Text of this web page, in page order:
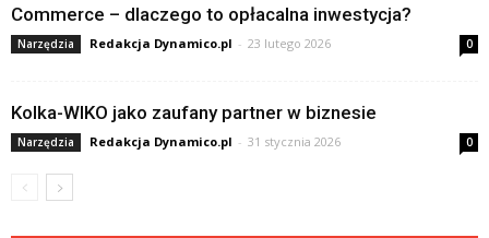
Commerce – dlaczego to opłacalna inwestycja?
Narzędzia Redakcja Dynamico.pl - 23 lutego 2026 0
Kolka-WIKO jako zaufany partner w biznesie
Narzędzia Redakcja Dynamico.pl - 31 stycznia 2026 0